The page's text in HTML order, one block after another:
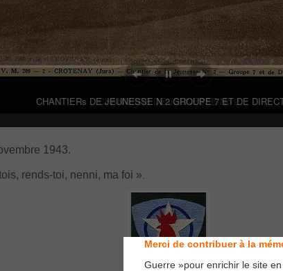
CHANTIERS DE JEUNESSE No 2
1943.
rends-toi, nenni, ma foi »
Merci de contribuer à la
Guerre »pour enrichir le site